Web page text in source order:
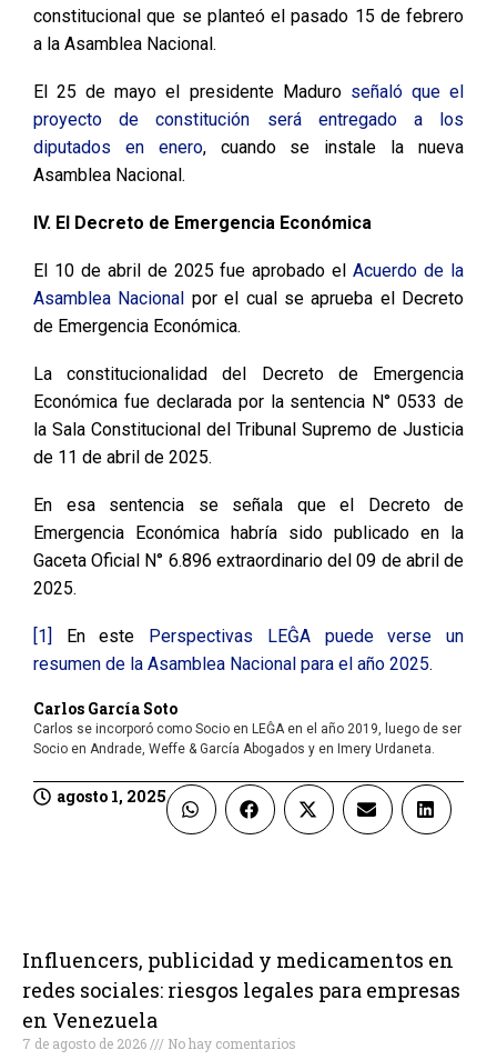
constitucional que se planteó el pasado 15 de febrero
a la Asamblea Nacional.
El 25 de mayo el presidente Maduro señaló que el
proyecto de constitución será entregado a los
diputados en enero, cuando se instale la nueva
Asamblea Nacional.
IV. El Decreto de Emergencia Económica
El 10 de abril de 2025 fue aprobado elAcuerdo de la
Asamblea Nacional por el cual se aprueba el Decreto
de Emergencia Económica.
La constitucionalidad del Decreto de Emergencia
Económica fue declarada por la sentencia N° 0533 de
la Sala Constitucional del Tribunal Supremo de Justicia
de 11 de abril de 2025.
En esa sentencia se señala que el Decreto de
Emergencia Económica habría sido publicado en la
Gaceta Oficial N° 6.896 extraordinario del 09 de abril de
2025.
[1] En este Perspectivas LEĜA puede verse un
resumen de la Asamblea Nacional para el año 2025.
Carlos García Soto
Carlos se incorporó como Socio en LEĜA en el año 2019, luego de ser
Socio en Andrade, Weffe & García Abogados y en Imery Urdaneta.
agosto 1, 2025
Influencers, publicidad y medicamentos en
redes sociales: riesgos legales para empresas
en Venezuela
7 de agosto de 2026
No hay comentarios